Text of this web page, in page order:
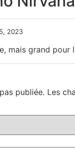
2023
mais grand pour
publiée. Les